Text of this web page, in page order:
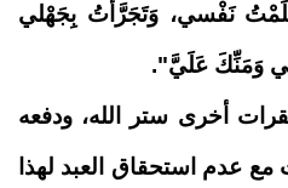
نَفْسي، وَتَجَرَّأْتُ بِجَهْلي
وَمَنِّكَ عَلَيَّ".
أخرى ستر الله، ودفعه
مع عدم استحقاق العبد لهذا